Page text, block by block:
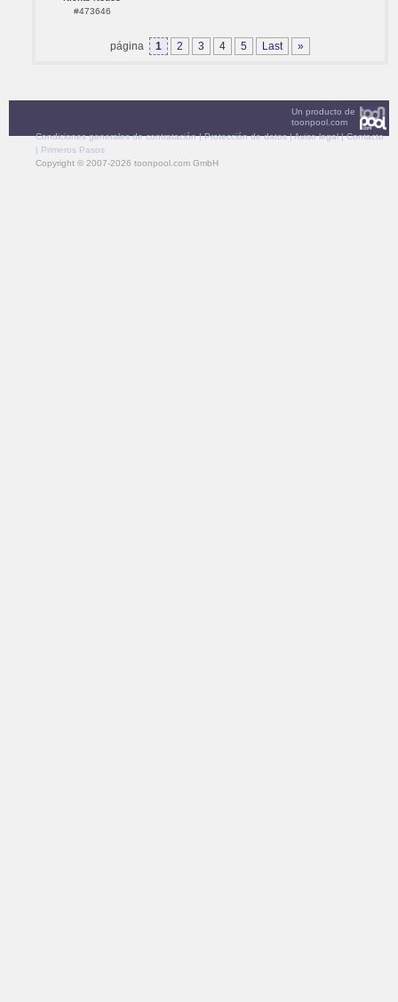
#473646
página 1 2 3 4 5 Last »
Un producto de
toonpool.com
Condiciones generales de contratación|Protección de datos|Aviso legal|Contacto
| Primeros Pasos
Copyright © 2007-2026 toonpool.com GmbH